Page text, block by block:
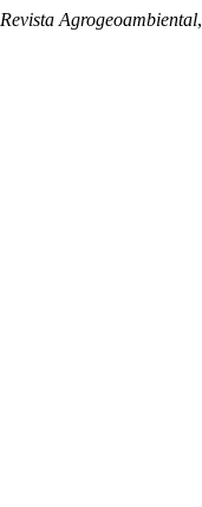
Revista Agrogeoambiental,